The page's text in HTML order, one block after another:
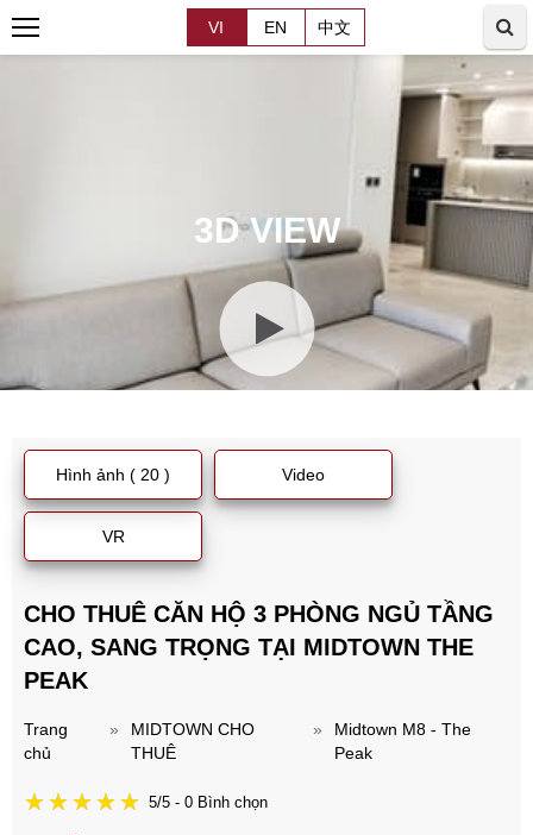
VI EN 中文
3D VIEW
Hình ảnh ( 20 ) Video
VR
CHO THUÊ CĂN HỘ 3 PHÒNG NGỦ TẦNG
CAO, SANG TRỌNG TẠI MIDTOWN THE
PEAK
Trang
chủ
»
MIDTOWN CHO
THUÊ
»
Midtown M8 - The
Peak
5/5 - 0 Bình chọn